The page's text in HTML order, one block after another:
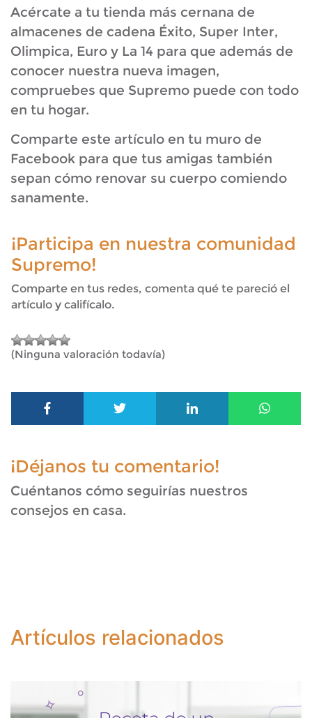
Acércate a tu tienda más cernana de
almacenes de cadena Éxito, Super Inter,
Olimpica, Euro y La 14 para que además de
conocer nuestra nueva imagen,
compruebes que Supremo puede con todo
en tu hogar.
Comparte este artículo en tu muro de
Facebook para que tus amigas también
sepan cómo renovar su cuerpo comiendo
sanamente.
¡Participa en nuestra comunidad
Supremo!
Comparte en tus redes, comenta qué te pareció el
artículo y califícalo.
(Ninguna valoración todavía)
¡Déjanos tu comentario!
Cuéntanos cómo seguirías nuestros
consejos en casa.
Artículos relacionados